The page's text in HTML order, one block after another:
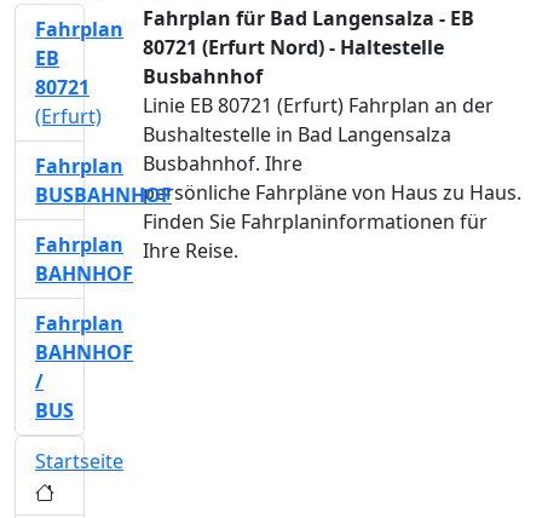
Fahrplan für Bad Langensalza - EB
80721 (Erfurt Nord) - Haltestelle
Busbahnhof
Linie EB 80721 (Erfurt) Fahrplan an der
Bushaltestelle in Bad Langensalza
Busbahnhof. Ihre
persönliche Fahrpläne von Haus zu Haus.
Finden Sie Fahrplaninformationen für
Ihre Reise.
Fahrplan
EB
80721
(Erfurt)
Fahrplan
BUSBAHNHOF
Fahrplan
BAHNHOF
Fahrplan
BAHNHOF
/
BUS
Startseite